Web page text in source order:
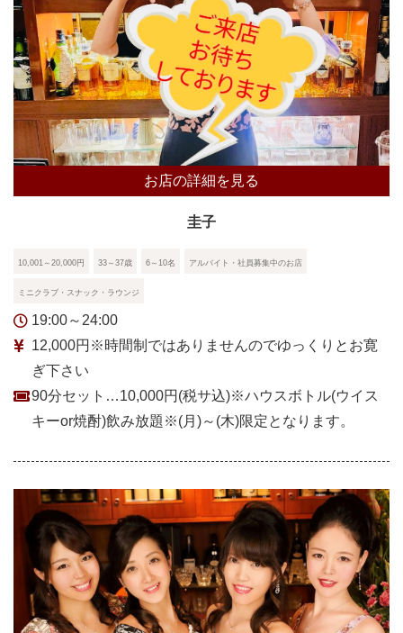
お店の詳細を見る
圭子
10,001～20,000円 33～37歳 6～10名 アルバイト・社員募集中のお店
ミニクラブ・スナック・ラウンジ
19:00～24:00
12,000円※時間制ではありませんのでゆっくりとお寛
ぎ下さい
90分セット…10,000円(税サ込)※ハウスボトル(ウイス
キーor焼酎)飲み放題※(月)～(木)限定となります。